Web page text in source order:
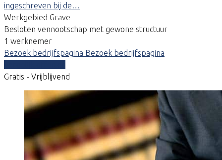
ingeschreven bij de…
Werkgebied Grave
Besloten vennootschap met gewone structuur
1 werknemer
Bezoek bedrijfspagina Bezoek bedrijfspagina
Gratis - Vrijblijvend